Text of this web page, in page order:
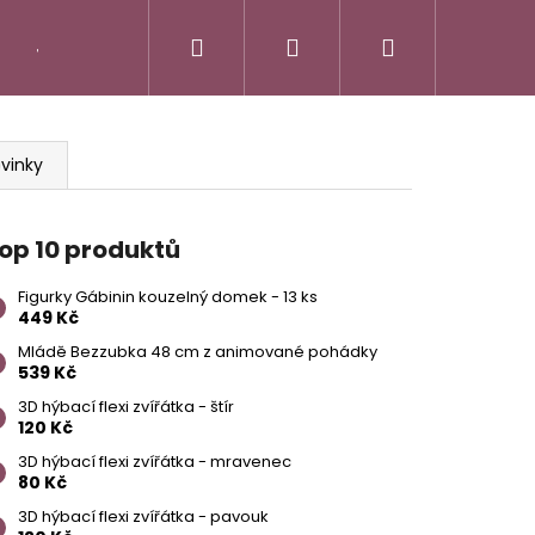
Jak vycvičit draka Little Pet Shop - LPS
Přihlášení
10 produktů
Figurky Gábinin kouzelný domek - 13 ks
449 Kč
Mládě Bezzubka 48 cm z animované pohádky
539 Kč
3D hýbací flexi zvířátka - štír
120 Kč
3D hýbací flexi zvířátka - mravenec
80 Kč
3D hýbací flexi zvířátka - pavouk
ZVÍŘÁTKA - ŠTÍR